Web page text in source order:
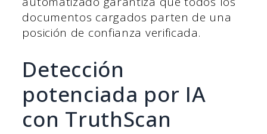
documentos cargados parten de una
posición de confianza verificada.
Detección
potenciada por IA
con TruthScan